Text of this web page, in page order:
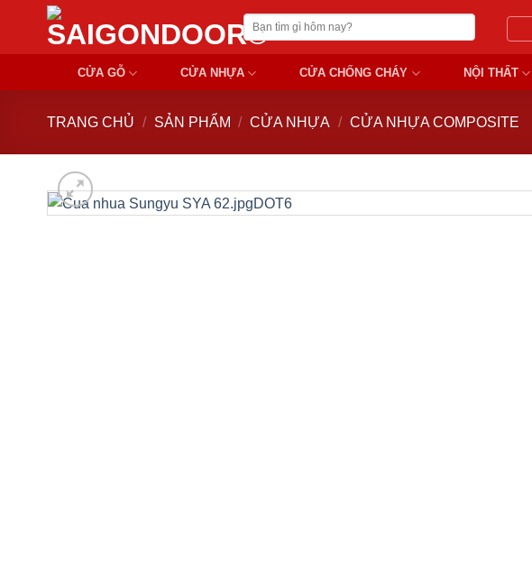
Chuyển
nội
Tìm
kiếm:
CỬA GỖ CỬA NHỰA CỬA CHỐNG CHÁY NỘI THẤT
TRANG CHỦ / SẢN PHẨM / CỬA NHỰA / CỬA NHỰA COMPOSITE